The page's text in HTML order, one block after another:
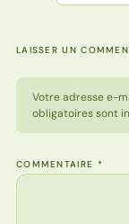
LAISSER UN
Votre adresse e-
obligatoires sont
COMMENTAIRE *